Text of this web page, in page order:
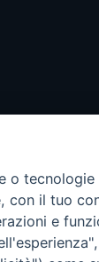
o tecnologie
con il tuo
e